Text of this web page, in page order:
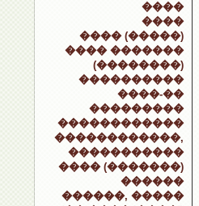
����
����
���� (�����)
���� �������
(��������)
����������
����-��
���������
������������
������������,
�����������
���� (�������)
������
������, �����